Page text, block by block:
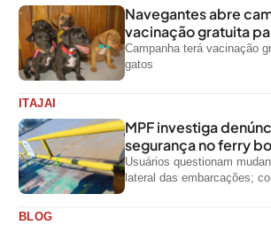
Navegantes abre
vacinação gratuita
Campanha terá vacinação
gatos
ITAJAI
MPF investiga
segurança no ferry
Usuários questionam
lateral das embarcações;
BLOG